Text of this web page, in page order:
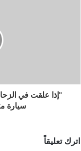
"إذا علقت في
سيارة
اترك تعليقاً